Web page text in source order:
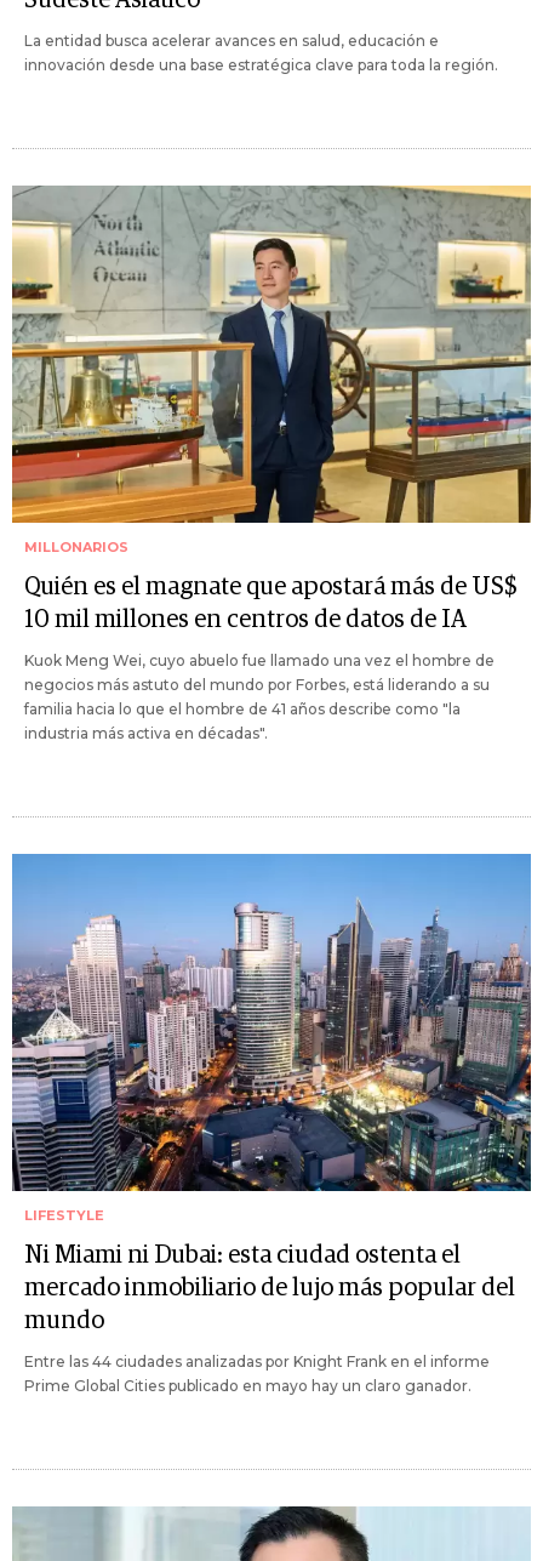
La entidad busca acelerar avances en salud, educación e
innovación desde una base estratégica clave para toda la región.
MILLONARIOS
Quién es el magnate que apostará más de US$
10 mil millones en centros de datos de IA
Kuok Meng Wei, cuyo abuelo fue llamado una vez el hombre de
negocios más astuto del mundo por Forbes, está liderando a su
familia hacia lo que el hombre de 41 años describe como "la
industria más activa en décadas".
LIFESTYLE
Ni Miami ni Dubai: esta ciudad ostenta el
mercado inmobiliario de lujo más popular del
mundo
Entre las 44 ciudades analizadas por Knight Frank en el informe
Prime Global Cities publicado en mayo hay un claro ganador.